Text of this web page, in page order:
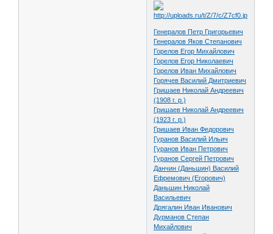
Генералов Петр Григорьевич
Генералов Яков Степанович
Горелов Егор Михайлович
Горелов Егор Николаевич
Горелов Иван Михайлович
Горячев Василий Дмитриевич
Гришаев Николай Андреевич
(1908 г. р.)
Гришаев Николай Андреевич
(1923 г. р.)
Гришаев Иван Федорович
Гуранов Василий Ильич
Гуранов Иван Петрович
Гуранов Сергей Петрович
Данчин (Даньшин) Василий
Ефремович (Егорович)
Даньшин Николай
Васильевич
Дрягалин Иван Иванович
Дурманов Степан
Михайлович